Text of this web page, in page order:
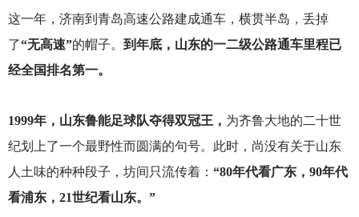
这一年，济南到青岛高速公路建成通车，横贯半岛，丢掉
了“无高速”的帽子。 到年底，山东的一二级公路通车里程已
经全国排名第一。
1999年，山东鲁能足球队夺得双冠王， 为齐鲁大地的二十世
纪划上了一个最野性而圆满的句号。此时，尚没有关于山东
人土味的种种段子，坊间只流传着： “80年代看广东，90年代
看浦东，21世纪看山东。”